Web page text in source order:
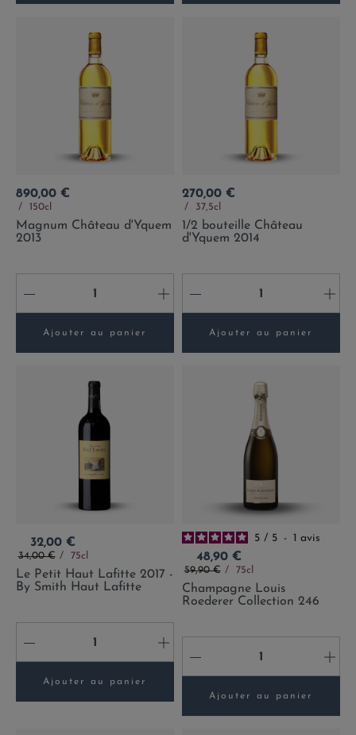
Prix
890,00 €
150cl
Magnum Château d'Yquem
2013
- +
Ajouter au panier
Prix
270,00 €
37,5cl
1/2 bouteille Château
d'Yquem 2014
- +
Ajouter au panier
Prix
32,00 €
Prix de base
34,00 € 75cl
Le Petit Haut Lafitte 2017 -
By Smith Haut Lafitte
- +
Ajouter au panier
5 / 5 - 1 avis
Prix
48,90 €
Prix de base
59,90 € 75cl
Champagne Louis
Roederer Collection 246
- +
Ajouter au panier